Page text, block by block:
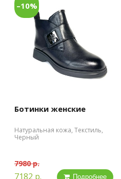
–10%
Ботинки женские
Натуральная кожа, Текстиль,
Черный
7980 р.
7182 р. Подробнее